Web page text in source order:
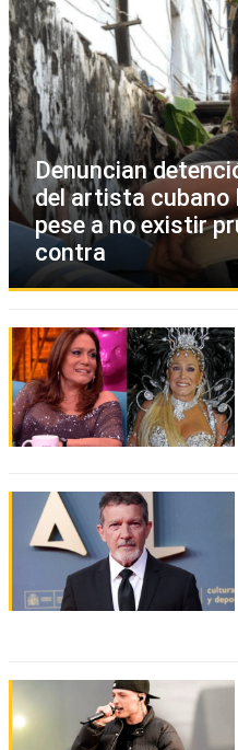
Denuncian
del artista cubano
pese a no existir
contra